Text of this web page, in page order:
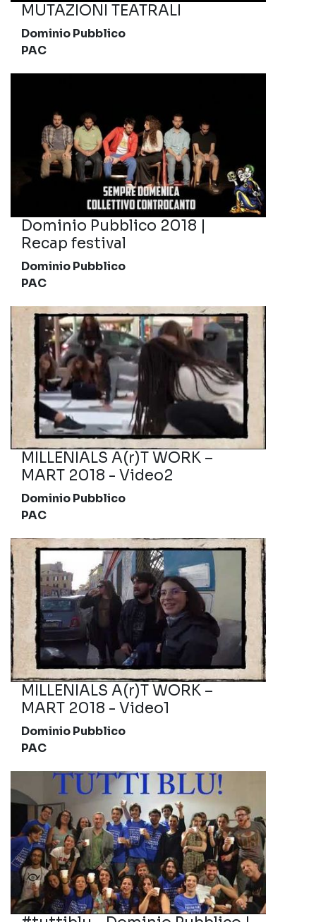
MUTAZIONI TEATRALI
Dominio Pubblico
PAC
Dominio Pubblico 2018 |
Recap festival
Dominio Pubblico
PAC
MILLENIALS A(r)T WORK –
MART 2018 - Video2
Dominio Pubblico
PAC
MILLENIALS A(r)T WORK –
MART 2018 - Video1
Dominio Pubblico
PAC